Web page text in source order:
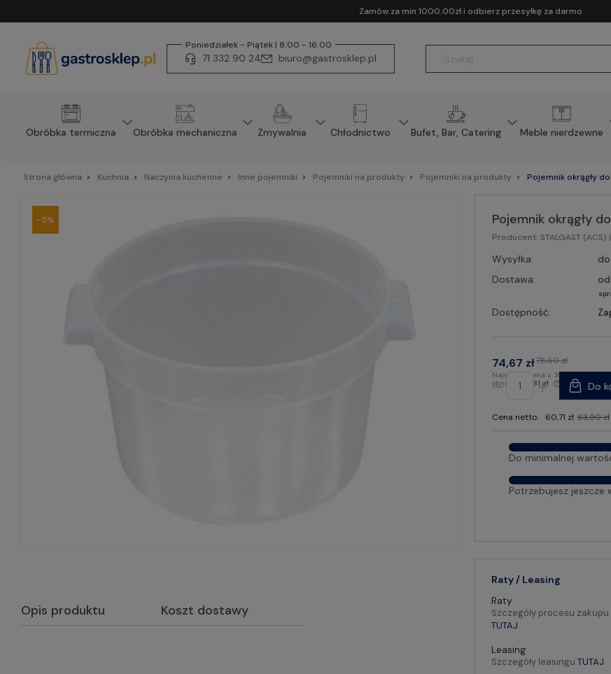
Zamów za min 1000.00zł i odbierz przesyłkę za darmo
Poniedziałek - Piątek | 8:00 - 16:00
71 332 90 24 biuro@gastrosklep.pl
Obróbka termiczna Obróbka mechaniczna Zmywalnia Chłodnictwo Bufet, Bar, Catering Meble nierdzewne
Strona główna Kuchnia Naczynia kuchenne Inne pojemniki Pojemniki na produkty Pojemniki na produkty Pojemnik okrągły do
-5%
Opis produktu Koszt dostawy
Pojemnik okrągły
Producent: STALGAST (ACS)
Wysyłka:
Dostawa:
od
Dostępność:
74,67 zł78,60 zł
Najniższa cena z 30 dni przed
obniżką: 66,81 zł
Cena netto: 60,71 zł 63,90 zł
Do
Do minimalnej
Potrzebujesz jeszcze
Raty / Leasing
Raty
Szczegóły procesu
TUTAJ
Leasing
Szczegóły leasinguTUTAJ